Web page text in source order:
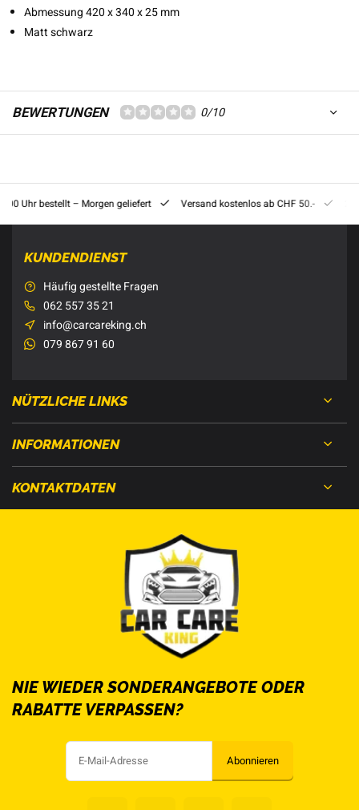
Abmessung 420 x 340 x 25 mm
Matt schwarz
BEWERTUNGEN 0/10
Uhr bestellt – Morgen geliefert Versand kostenlos ab CHF 50.-
KUNDENDIENST
Häufig gestellte Fragen
062 557 35 21
info@carcareking.ch
079 867 91 60
NÜTZLICHE LINKS
INFORMATIONEN
KONTAKTDATEN
NIE WIEDER SONDERANGEBOTE ODER
RABATTE VERPASSEN?
Abonnieren